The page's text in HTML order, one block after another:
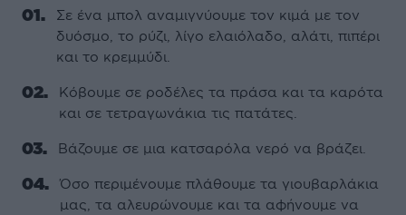
Σε ένα µπολ αναµιγνύουµε τον κιµά µε τον
δυόσµο, το ρύζι, λίγο ελαιόλαδο, αλάτι, πιπέρι
και το κρεµµύδι.
Κόβουµε σε ροδέλες τα πράσα και τα καρότα
και σε τετραγωνάκια τις πατάτες.
Βάζουµε σε µια κατσαρόλα νερό να βράζει.
Όσο περιµένουµε πλάθουµε τα γιουβαρλάκια
µας, τα αλευρώνουµε και τα αφήνουµε να